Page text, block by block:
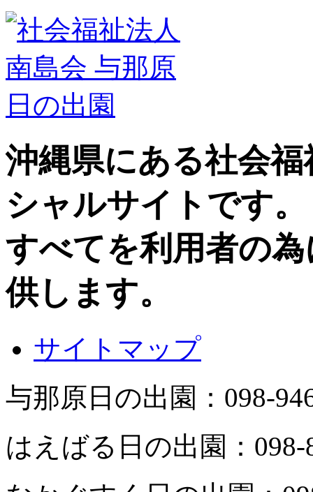
沖縄県にある社会
シャルサイトです。
すべてを利用者の
供します。
サイトマップ
与那原日の出園： 098-
はえばる日の出園： 098-